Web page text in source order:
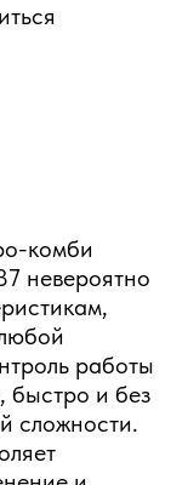
комби
невероятно
работы
быстро и без
сложности.